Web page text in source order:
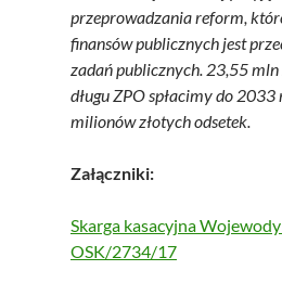
przeprowadzania reform,
finansów publicznych jest
zadań publicznych. 23,55 mln
długu ZPO spłacimy do
milionów złotych odsetek.
Załączniki:
Skarga kasacyjna
OSK/2734/17